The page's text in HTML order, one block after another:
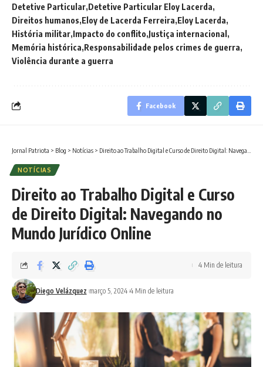
Detetive Particular Detetive Particular Eloy Lacerda
Direitos humanos Eloy de Lacerda Ferreira Eloy Lacerda
História militar Impacto do conflito Justiça internacional
Memória histórica Responsabilidade pelos crimes de guerra
Violência durante a guerra
Facebook
Jornal Patriota > Blog > Notícias > Direito ao Trabalho Digital e Curso de Direito Digital: Navegando no Mundo Jurídico Online
NOTÍCIAS
Direito ao Trabalho Digital e Curso
de Direito Digital: Navegando no
Mundo Jurídico Online
Diego Velázquez março 5, 2024 4 Min de leitura
4 Min de leitura